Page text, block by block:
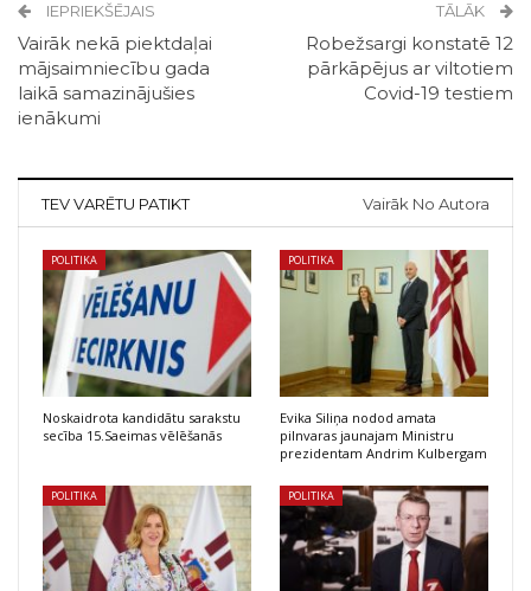
IEPRIEKŠĒJAIS
Vairāk nekā piektdaļai
mājsaimniecību gada
laikā samazinājušies
ienākumi
TĀLĀK
Robežsargi konstatē 12
pārkāpējus ar viltotiem
Covid-19 testiem
TEV VARĒTU PATIKT Vairāk No Autora
POLITIKA
Noskaidrota kandidātu sarakstu
secība 15.Saeimas vēlēšanās
POLITIKA
Evika Siliņa nodod amata
pilnvaras jaunajam Ministru
prezidentam Andrim Kulbergam
POLITIKA POLITIKA